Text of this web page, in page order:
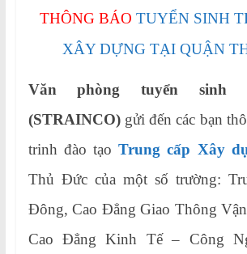
THÔNG BÁO TUYỂN SINH
XÂY DỰNG TẠI QUẬN
Văn phòng tuyển sinh
(STRAINCO)gửi đến các bạn
trinh đào tạoTrung cấp Xây
Thủ Đức của một số trường:
Đông, Cao Đẳng Giao Thông
Cao Đẳng Kinh Tế – Công